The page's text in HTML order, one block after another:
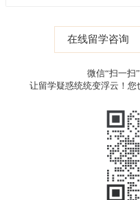
在线留学咨询
微信“扫一扫
让留学疑惑统统变浮云！您